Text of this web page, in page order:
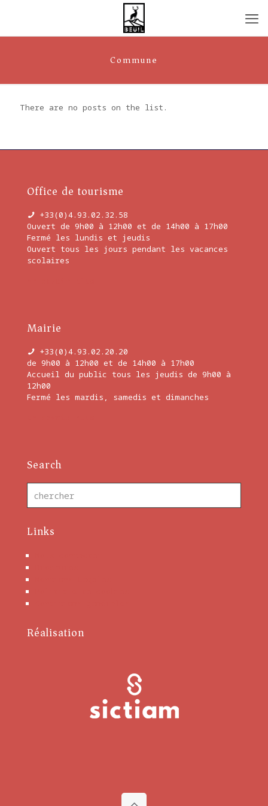
Commune
There are no posts on the list.
Office de tourisme
+33(0)4.93.02.32.58
Ouvert de 9h00 à 12h00 et de 14h00 à 17h00
Fermé les lundis et jeudis
Ouvert tous les jours pendant les vacances
scolaires
Mairie
+33(0)4.93.02.20.20
de 9h00 à 12h00 et de 14h00 à 17h00
Accueil du public tous les jeudis de 9h00 à
12h00
Fermé les mardis, samedis et dimanches
Search
Links
Réalisation